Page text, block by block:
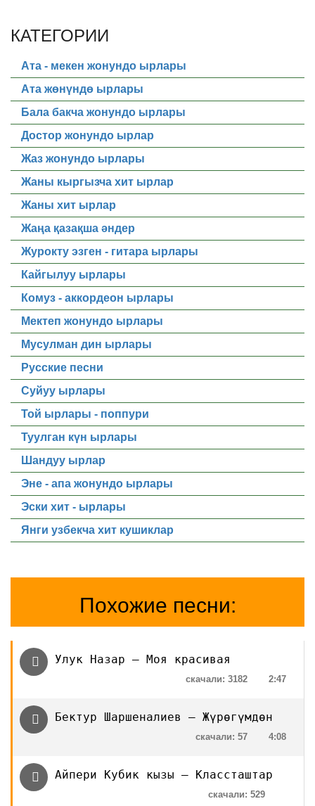
КАТЕГОРИИ
Ата - мекен жонундо ырлары
Ата жөнүндө ырлары
Бала бакча жонундо ырлары
Достор жонундо ырлар
Жаз жонундо ырлары
Жаны кыргызча хит ырлар
Жаны хит ырлар
Жаңа қазақша әндер
Журокту эзген - гитара ырлары
Кайгылуу ырлары
Комуз - аккордеон ырлары
Мектеп жонундо ырлары
Мусулман дин ырлары
Русские песни
Суйуу ырлары
Той ырлары - поппури
Туулган күн ырлары
Шандуу ырлар
Эне - апа жонундо ырлары
Эски хит - ырлары
Янги узбекча хит кушиклар
Похожие песни:
Улук Назар — Моя красивая
2:47
скачали: 3182
Бектур Шаршеналиев — Жүрөгүмдөн
4:08
скачали: 57
Айпери Кубик кызы — Классташтар
скачали: 529